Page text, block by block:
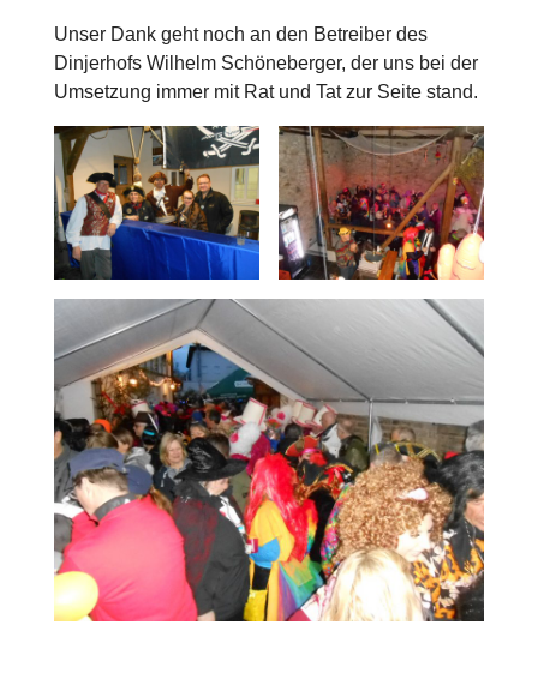
Unser Dank geht noch an den Betreiber des
Dinjerhofs Wilhelm Schöneberger, der uns bei der
Umsetzung immer mit Rat und Tat zur Seite stand.